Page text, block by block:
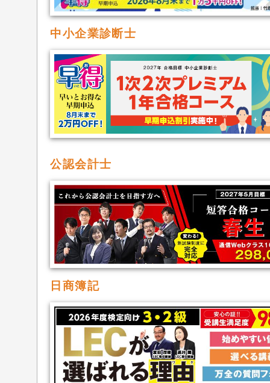
中小企業診断士
公認会計士
日商簿記